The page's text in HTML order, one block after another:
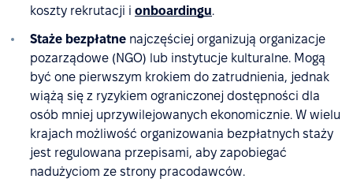
koszty rekrutacji i onboardingu.
Staże bezpłatne najczęściej organizują organizacje
pozarządowe (NGO) lub instytucje kulturalne. Mogą
być one pierwszym krokiem do zatrudnienia, jednak
wiążą się z ryzykiem ograniczonej dostępności dla
osób mniej uprzywilejowanych ekonomicznie. W wielu
krajach możliwość organizowania bezpłatnych staży
jest regulowana przepisami, aby zapobiegać
nadużyciom ze strony pracodawców.